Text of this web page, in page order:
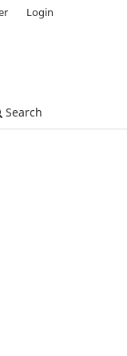
Search
Login